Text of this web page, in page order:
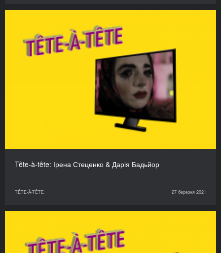
Tête-à-tête: Ірена Стеценко & Дарія Бадьйор
TÊTE-À-TÊTE 27 березня 2021